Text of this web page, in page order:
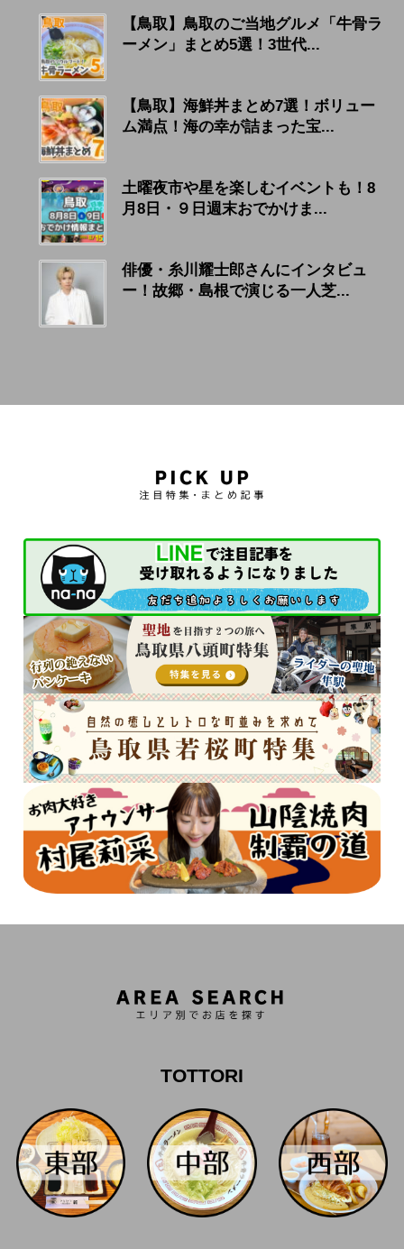
【鳥取】鳥取のご当地グルメ「牛骨ラ
ーメン」まとめ5選！3世代...
【鳥取】海鮮丼まとめ7選！ボリュー
ム満点！海の幸が詰まった宝...
土曜夜市や星を楽しむイベントも！8
月8日・９日週末おでかけま...
俳優・糸川耀士郎さんにインタビュ
ー！故郷・島根で演じる一人芝...
TOTTORI